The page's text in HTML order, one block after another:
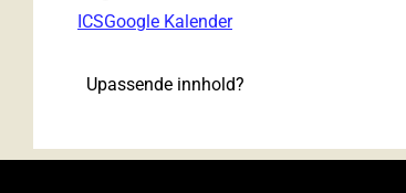
ICSGoogle Kalender
Upassende innhold?